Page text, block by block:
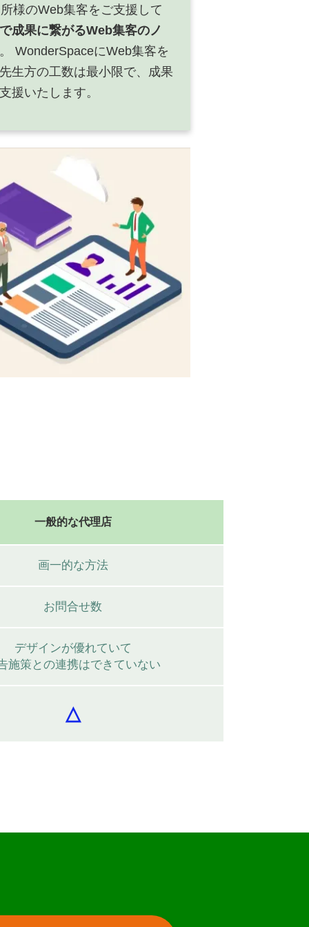
様のWeb集客をご支援して
成果に繋がるWeb集客のノ
WonderSpaceにWeb集客を
生方の工数は最小限で、成果
援いたします。
一般的な代理店
画一的な方法
お問合せ数
デザインが優れていて
施策との連携はできていない
△